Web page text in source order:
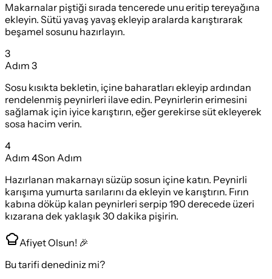
Makarnalar piştiği sırada tencerede unu eritip tereyağına
ekleyin. Sütü yavaş yavaş ekleyip aralarda karıştırarak
beşamel sosunu hazırlayın.
3
Adım 3
Sosu kısıkta bekletin, içine baharatları ekleyip ardından
rendelenmiş peynirleri ilave edin. Peynirlerin erimesini
sağlamak için iyice karıştırın, eğer gerekirse süt ekleyerek
sosa hacim verin.
4
Adım 4Son Adım
Hazırlanan makarnayı süzüp sosun içine katın. Peynirli
karışıma yumurta sarılarını da ekleyin ve karıştırın. Fırın
kabına döküp kalan peynirleri serpip 190 derecede üzeri
kızarana dek yaklaşık 30 dakika pişirin.
Afiyet Olsun! 🎉
Bu tarifi denediniz mi?